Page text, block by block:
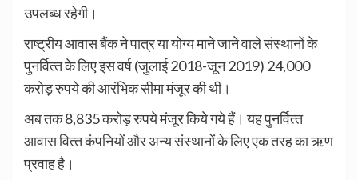
उपलब्‍ध रहेगी।
राष्‍ट्रीय आवास बैंक ने पात्र या योग्‍य माने जाने वाले संस्‍थानों के
पुनर्वित्‍त के लिए इस वर्ष (जुलाई 2018-जून 2019) 24,000
करोड़ रुपये की आरंभिक सीमा मंजूर की थी।
अब तक 8,835 करोड़ रुपये मंजूर किये गये हैं। यह पुनर्वित्‍त
आवास वित्‍त कंपनियों और अन्‍य संस्‍थानों के लिए एक तरह का ऋण
प्रवाह है।